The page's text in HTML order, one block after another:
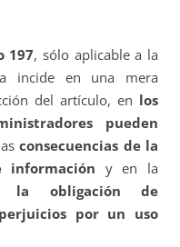
197, sólo aplicable a la
incide en una mera
del artículo, en los
pueden
consecuencias de la
información y en la
la obligación de
por un uso